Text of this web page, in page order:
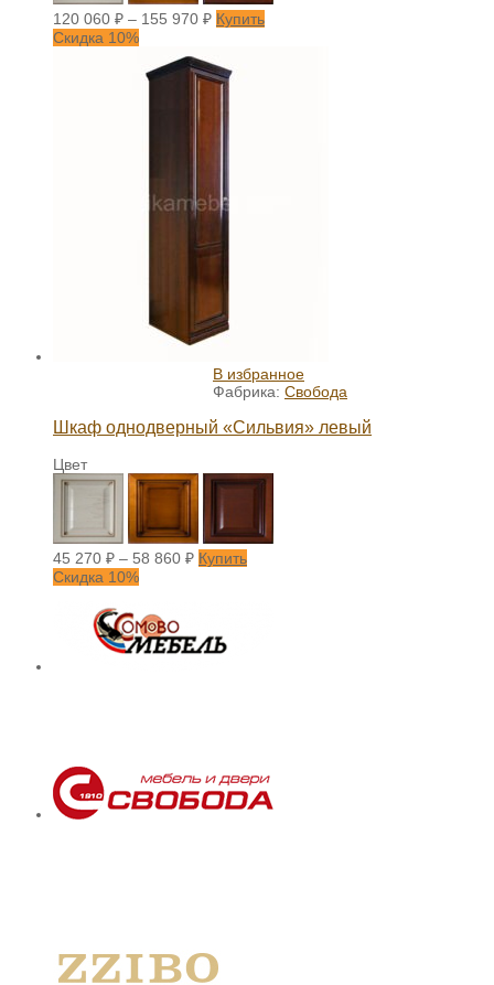
120 060 ₽ – 155 970 ₽ Купить
Скидка 10%
В избранное
Фабрика: Свобода
Шкаф однодверный «Сильвия» левый
Цвет
45 270 ₽ – 58 860 ₽ Купить
Скидка 10%